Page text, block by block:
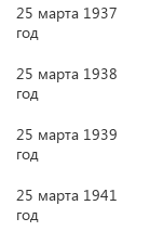
25 марта 1937
год
25 марта 1938
год
25 марта 1939
год
25 марта 1941
год